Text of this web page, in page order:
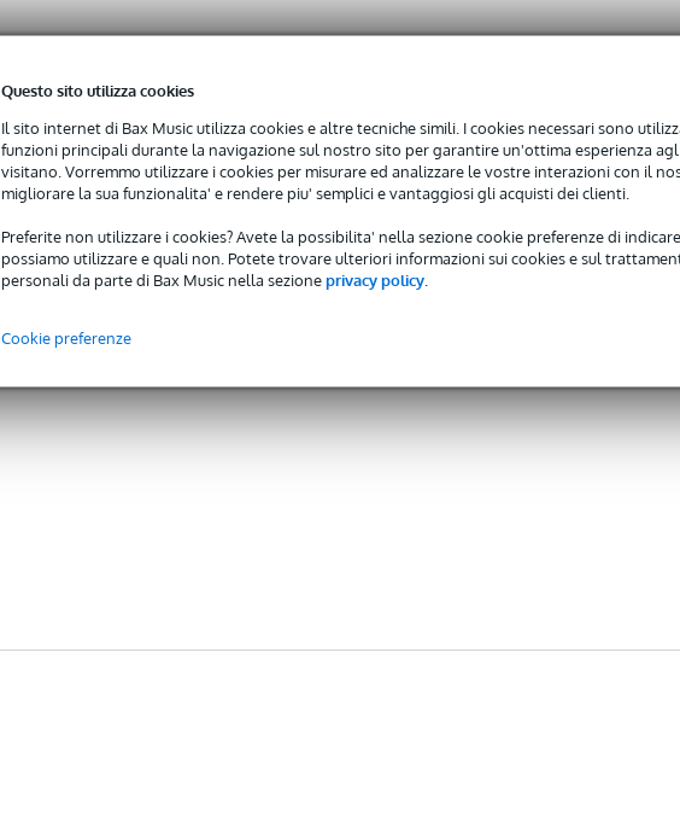
Questo sito utilizza cookies
Il sito internet di Bax Music utilizza cookies e altre tecniche simili. I cookies necessari sono
funzioni principali durante la navigazione sul nostro sito per garantire un'ottima esperienza
visitano. Vorremmo utilizzare i cookies per misurare ed analizzare le vostre interazioni con il
migliorare la sua funzionalita' e rendere piu' semplici e vantaggiosi gli acquisti dei clienti.
Preferite non utilizzare i cookies? Avete la possibilita' nella sezione cookie preferenze di
possiamo utilizzare e quali non. Potete trovare ulteriori informazioni sui cookies e sul
personali da parte di Bax Music nella sezioneprivacy policy.
Cookie preferenze